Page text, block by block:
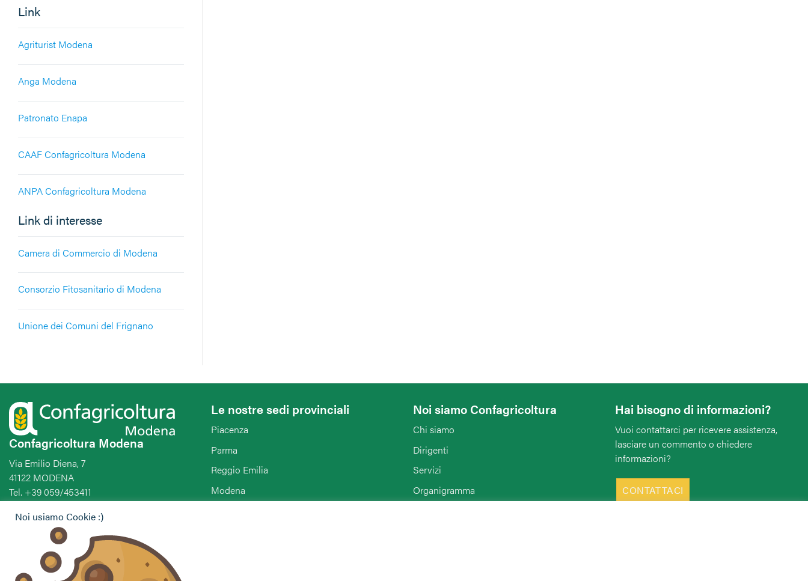
Link
Agriturist Modena
Anga Modena
Patronato Enapa
CAAF Confagricoltura Modena
ANPA Confagricoltura Modena
Link di interesse
Camera di Commercio di Modena
Consorzio Fitosanitario di Modena
Unione dei Comuni del Frignano
Confagricoltura Modena
Via Emilio Diena, 7
41122 MODENA
Tel. +39 059/453411
E-mail:
segreteria@confagricolturamodena.com
modena.pec@confagricolturamodena.it
Le nostre sedi provinciali
Piacenza
Parma
Reggio Emilia
Modena
Noi siamo Confagricoltura
Chi siamo
Dirigenti
Servizi
Organigramma
Hai bisogno di informazioni?
Vuoi contattarci per ricevere assistenza,
lasciare un commento o chiedere
informazioni?
CONTATTACI
Noi usiamo Cookie :)